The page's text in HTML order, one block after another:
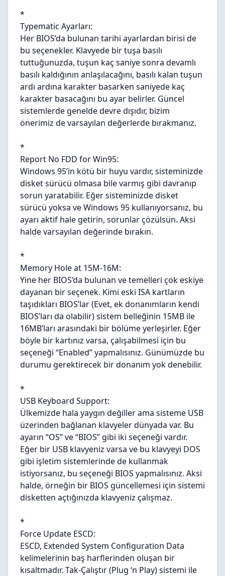
*
Typematic Ayarları:
Her BIOS’da bulunan tarihi ayarlardan birisi de
bu seçenekler. Klavyede bir tuşa basılı
tuttuğunuzda, tuşun kaç saniye sonra devamlı
basılı kaldığının anlaşılacağını, basılı kalan tuşun
ardı ardına karakter basarken saniyede kaç
karakter basacağını bu ayar belirler. Güncel
sistemlerde genelde devre dışıdır, bizim
önerimiz de varsayılan değerlerde bırakmanız.
*
Report No FDD for Win95:
Windows 95’in kötü bir huyu vardır, sisteminizde
disket sürücü olmasa bile varmış gibi davranıp
sorun yaratabilir. Eğer sisteminizde disket
sürücü yoksa ve Windows 95 kullanıyorsanız, bu
ayarı aktif hale getirin, sorunlar çözülsün. Aksi
halde varsayılan değerinde bırakın.
*
Memory Hole at 15M-16M:
Yine her BIOS’da bulunan ve temelleri çok eskiye
dayanan bir seçenek. Kimi eski ISA kartların
taşıdıkları BIOS’lar (Evet, ek donanımların kendi
BIOS’ları da olabilir) sistem belleğinin 15MB ile
16MB’ları arasındaki bir bölüme yerleşirler. Eğer
böyle bir kartınız varsa, çalışabilmesi için bu
seçeneği “Enabled” yapmalısınız. Günümüzde bu
durumu gerektirecek bir donanım yok denebilir.
*
USB Keyboard Support:
Ülkemizde hala yaygın değiller ama sisteme USB
üzerinden bağlanan klavyeler dünyada var. Bu
ayarın “OS” ve “BIOS” gibi iki seçeneği vardır.
Eğer bir USB klavyeniz varsa ve bu klavyeyi DOS
gibi işletim sistemlerinde de kullanmak
istiyorsanız, bu seçeneği BIOS yapmalısınız. Aksi
halde, örneğin bir BIOS güncellemesi için sistemi
disketten açtığınızda klavyeniz çalışmaz.
*
Force Update ESCD:
ESCD, Extended System Configuration Data
kelimelerinin baş harflerinden oluşan bir
kısaltmadır. Tak-Çalıştır (Plug ‘n Play) sistemi ile